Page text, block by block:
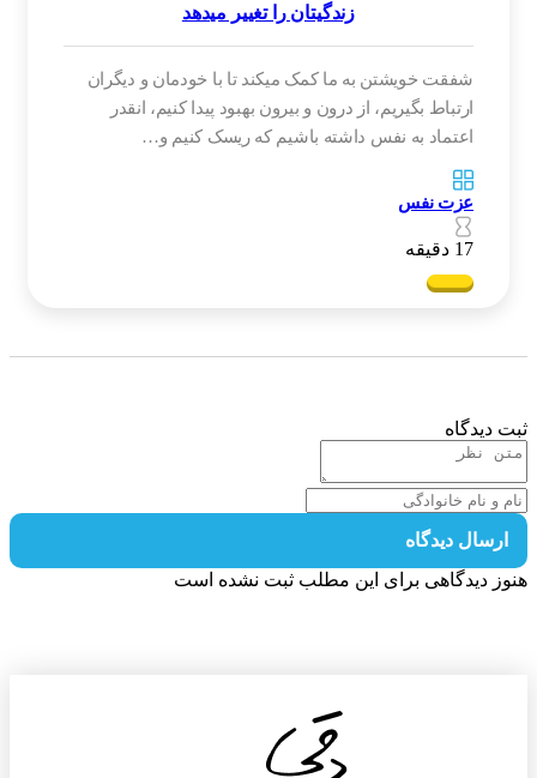
زندگیتان را تغییر میدهد
شفقت خویشتن به ما کمک میکند تا با خودمان و دیگران
ارتباط بگیریم، از درون و بیرون بهبود پیدا کنیم، انقدر
اعتماد به نفس داشته باشیم که ریسک کنیم و…
عزت نفس
دیدگاه
دیدگاه
دیدگاهی برای این مطلب ثبت نشده است